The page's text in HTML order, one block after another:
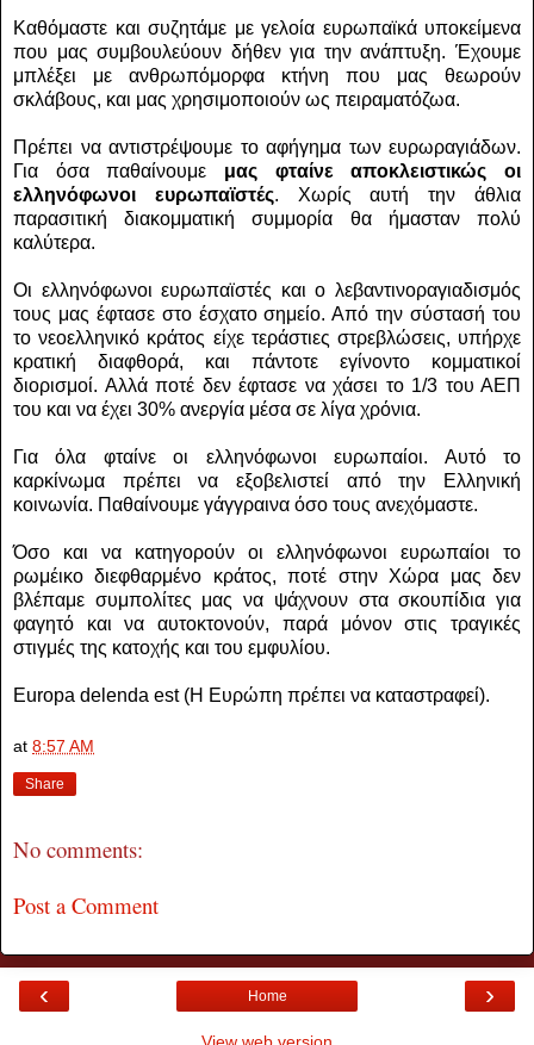
Καθόμαστε και συζητάμε με γελοία ευρωπαϊκά υποκείμενα
που μας συμβουλεύουν δήθεν για την ανάπτυξη. Έχουμε
μπλέξει με ανθρωπόμορφα κτήνη που μας θεωρούν
σκλάβους, και μας χρησιμοποιούν ως πειραματόζωα.
Πρέπει να αντιστρέψουμε το αφήγημα των ευρωραγιάδων.
Για όσα παθαίνουμε μας φταίνε αποκλειστικώς οι
ελληνόφωνοι ευρωπαϊστές. Χωρίς αυτή την άθλια
παρασιτική διακομματική συμμορία θα ήμασταν πολύ
καλύτερα.
Οι ελληνόφωνοι ευρωπαϊστές και ο λεβαντινοραγιαδισμός
τους μας έφτασε στο έσχατο σημείο. Από την σύστασή του
το νεοελληνικό κράτος είχε τεράστιες στρεβλώσεις, υπήρχε
κρατική διαφθορά, και πάντοτε εγίνοντο κομματικοί
διορισμοί. Αλλά ποτέ δεν έφτασε να χάσει το 1/3 του ΑΕΠ
του και να έχει 30% ανεργία μέσα σε λίγα χρόνια.
Για όλα φταίνε οι ελληνόφωνοι ευρωπαίοι. Αυτό το
καρκίνωμα πρέπει να εξοβελιστεί από την Ελληνική
κοινωνία. Παθαίνουμε γάγγραινα όσο τους ανεχόμαστε.
Όσο και να κατηγορούν οι ελληνόφωνοι ευρωπαίοι το
ρωμέικο διεφθαρμένο κράτος, ποτέ στην Χώρα μας δεν
βλέπαμε συμπολίτες μας να ψάχνουν στα σκουπίδια για
φαγητό και να αυτοκτονούν, παρά μόνον στις τραγικές
στιγμές της κατοχής και του εμφυλίου.
Europa delenda est (Η Ευρώπη πρέπει να καταστραφεί).
at 8:57 AM
Share
No comments:
Post a Comment
‹ ›
Home